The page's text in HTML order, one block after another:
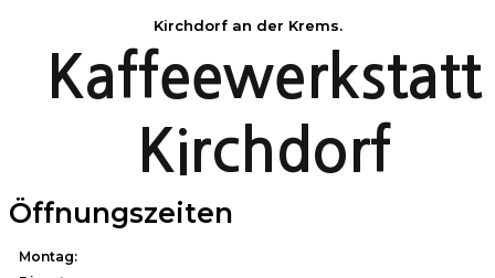
Kirchdorf an der Krems.
Kaffeewerkstatt
Kirchdorf
Öffnungszeiten
Montag: